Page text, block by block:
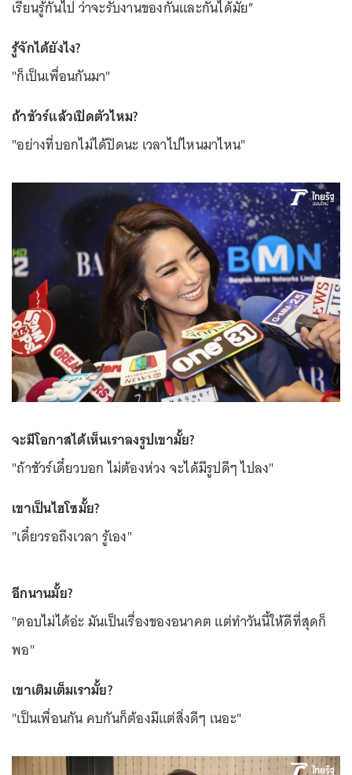
เรียนรู้กันไป ว่าจะรับงานของกันและกันได้มั้ย”
รู้จักได้ยังไง?
"ก็เป็นเพื่อนกันมา"
ถ้าชัวร์แล้วเปิดตัวไหม?
"อย่างที่บอกไม่ได้ปิดนะ เวลาไปไหนมาไหน"
จะมีโอกาสได้เห็นเราลงรูปเขามั้ย?
"ถ้าชัวร์เดี๋ยวบอก ไม่ต้องห่วง จะได้มีรูปดีๆ ไปลง"
เขาเป็นไฮโซมั้ย?
"เดี๋ยวรอถึงเวลา รู้เอง"
อีกนานมั้ย?
"ตอบไม่ได้อ่ะ มันเป็นเรื่องของอนาคต แต่ทำวันนี้ให้ดีที่สุดก็
พอ"
เขาเติมเต็มเรามั้ย?
"เป็นเพื่อนกัน คบกันก็ต้องมีแต่สิ่งดีๆ เนอะ"